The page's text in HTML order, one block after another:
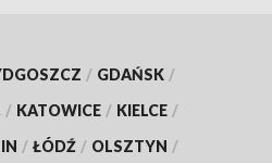
/ GDAŃSK /
/ KATOWICE / KIELCE /
/ ŁÓDŹ / OLSZTYN /